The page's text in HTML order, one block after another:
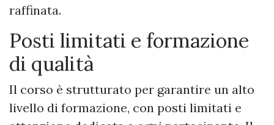
raffinata.
Posti limitati e formazione
di qualità
Il corso è strutturato per garantire un alto
livello di formazione, con posti limitati e